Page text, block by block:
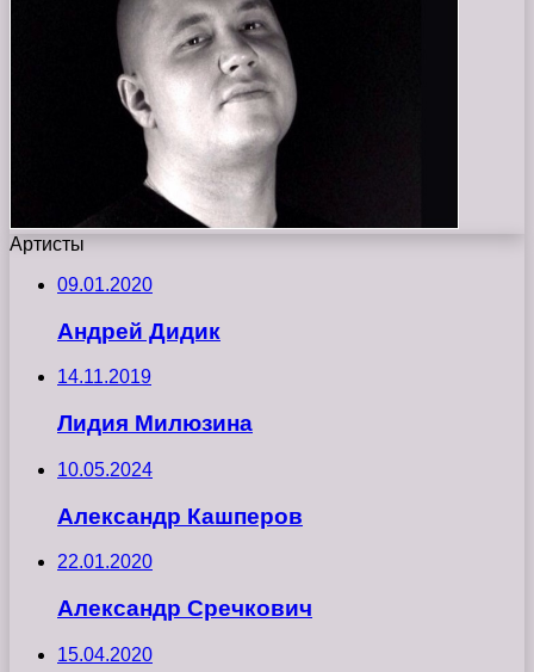
Артисты
09.01.2020
Андрей Дидик
14.11.2019
Лидия Милюзина
10.05.2024
Александр Кашперов
22.01.2020
Александр Сречкович
15.04.2020